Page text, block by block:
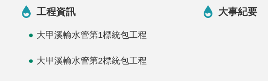
工程資訊
大甲溪輸水管第1標統包工程
大甲溪輸水管第2標統包工程
大事紀要